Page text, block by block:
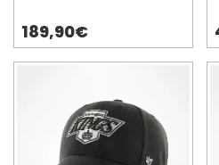
189,90€